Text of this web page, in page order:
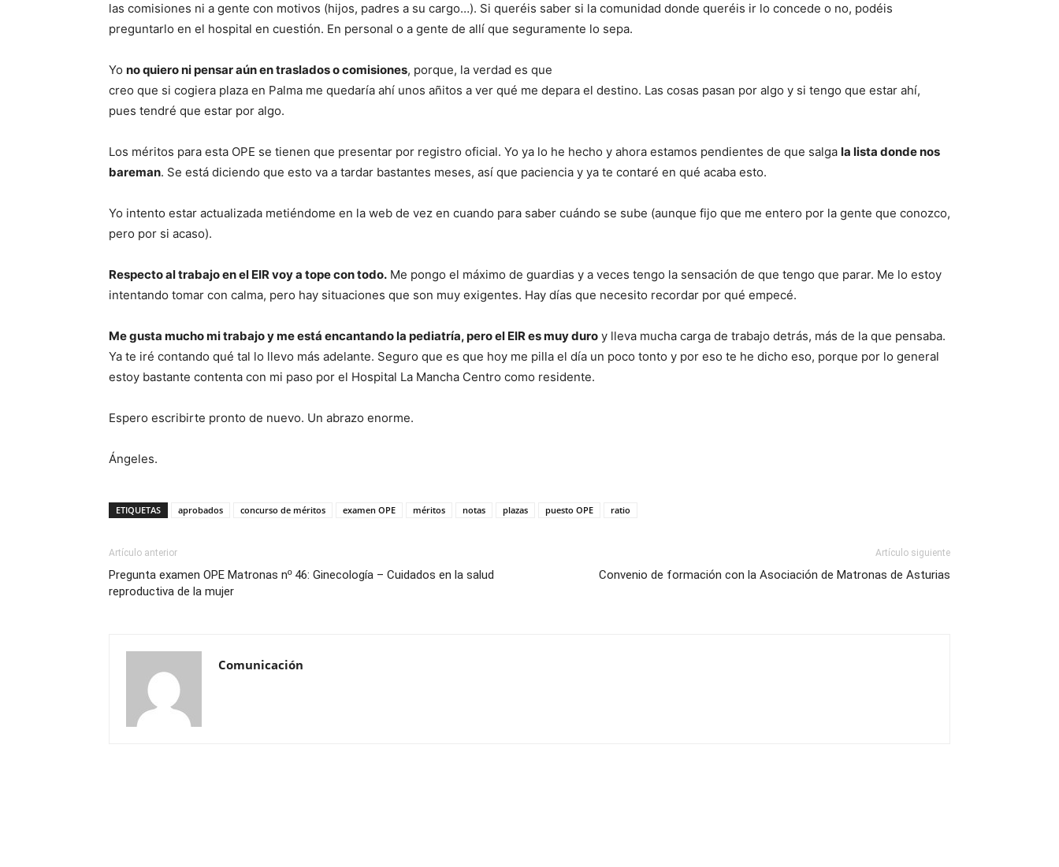
las comisiones ni a gente con motivos (hijos, padres a su cargo…). Si queréis saber si la comunidad donde queréis ir lo concede o no, podéis
preguntarlo en el hospital en cuestión. En personal o a gente de allí que seguramente lo sepa.
Yo no quiero ni pensar aún en traslados o comisiones, porque, la verdad es que
creo que si cogiera plaza en Palma me quedaría ahí unos añitos a ver qué me depara el destino. Las cosas pasan por algo y si tengo que estar ahí,
pues tendré que estar por algo.
Los méritos para esta OPE se tienen que presentar por registro oficial. Yo ya lo he hecho y ahora estamos pendientes de que salga la lista donde nos
bareman. Se está diciendo que esto va a tardar bastantes meses, así que paciencia y ya te contaré en qué acaba esto.
Yo intento estar actualizada metiéndome en la web de vez en cuando para saber cuándo se sube (aunque fijo que me entero por la gente que conozco,
pero por si acaso).
Respecto al trabajo en el EIR voy a tope con todo. Me pongo el máximo de guardias y a veces tengo la sensación de que tengo que parar. Me lo estoy
intentando tomar con calma, pero hay situaciones que son muy exigentes. Hay días que necesito recordar por qué empecé.
Me gusta mucho mi trabajo y me está encantando la pediatría, pero el EIR es muy duro y lleva mucha carga de trabajo detrás, más de la que pensaba.
Ya te iré contando qué tal lo llevo más adelante. Seguro que es que hoy me pilla el día un poco tonto y por eso te he dicho eso, porque por lo general
estoy bastante contenta con mi paso por el Hospital La Mancha Centro como residente.
Espero escribirte pronto de nuevo. Un abrazo enorme.
Ángeles.
ETIQUETAS aprobados concurso de méritos examen OPE méritos notas plazas puesto OPE ratio
Artículo anterior
Pregunta examen OPE Matronas nº 46: Ginecología – Cuidados en la salud
reproductiva de la mujer
Artículo siguiente
Convenio de formación con la Asociación de Matronas de Asturias
Comunicación